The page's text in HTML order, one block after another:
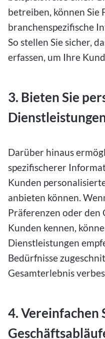
betreiben, können Sie
branchenspezifische
So stellen Sie sicher,
erfassen, um Ihre
3. Bieten Sie
Darüber hinaus
spezifischerer
Kunden
anbieten können.
Präferenzen oder den
Kunden kennen,
Dienstleistungen
Bedürfnisse
Gesamterlebnis
4. Vereinfachen